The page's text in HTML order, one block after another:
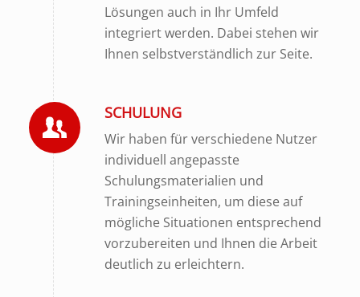
Lösungen auch in Ihr Umfeld
integriert werden. Dabei stehen wir
Ihnen selbstverständlich zur Seite.
SCHULUNG
Wir haben für verschiedene Nutzer
individuell angepasste
Schulungsmaterialien und
Trainingseinheiten, um diese auf
mögliche Situationen entsprechend
vorzubereiten und Ihnen die Arbeit
deutlich zu erleichtern.